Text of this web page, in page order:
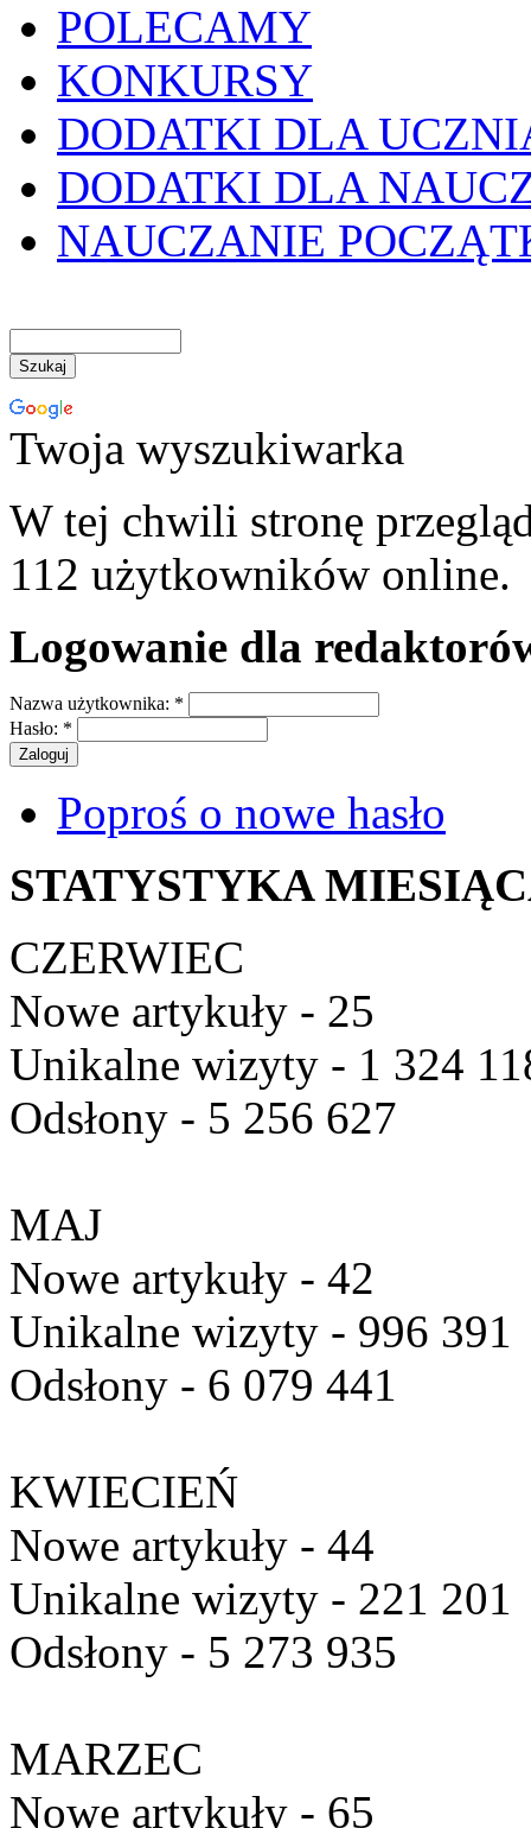
POLECAMY
KONKURSY
DODATKI DLA
DODATKI DLA
NAUCZANIE
Twoja wyszukiwarka
W tej chwili stronę
112 użytkowników online.
Logowanie dla
Nazwa użytkownika: *
Hasło: *
Poproś o nowe hasło
STATYSTYKA
CZERWIEC
Nowe artykuły - 25
Unikalne wizyty - 1 324
Odsłony - 5 256 627
MAJ
Nowe artykuły - 42
Unikalne wizyty - 996 391
Odsłony - 6 079 441
KWIECIEŃ
Nowe artykuły - 44
Unikalne wizyty - 221 201
Odsłony - 5 273 935
MARZEC
Nowe artykuły - 65